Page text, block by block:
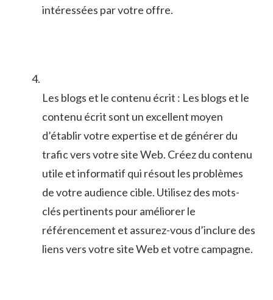
intéressées par votre‌ offre.
Les blogs et le contenu écrit : Les blogs et ⁢le
contenu écrit‍ sont‍ un excellent moyen
d’établir votre ⁢expertise et de générer du
trafic vers votre‍ site Web. Créez du contenu
utile ⁣et​ informatif qui résout les ‌problèmes
de votre‍ audience cible. Utilisez des mots-
clés⁤ pertinents pour améliorer⁤ le
référencement et assurez-vous d’inclure des
liens ⁤vers votre site ‌Web et votre campagne.